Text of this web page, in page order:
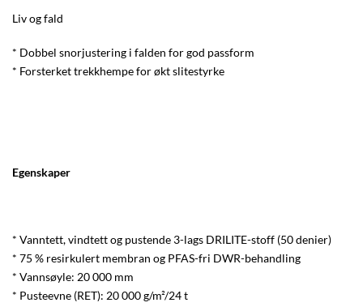
Liv og fald
* Dobbel snorjustering i falden for god passform
* Forsterket trekkhempe for økt slitestyrke
Egenskaper
* Vanntett, vindtett og pustende 3-lags DRILITE-stoff (50 denier)
* 75 % resirkulert membran og PFAS-fri DWR-behandling
* Vannsøyle: 20 000 mm
* Pusteevne (RET): 20 000 g/m²/24 t